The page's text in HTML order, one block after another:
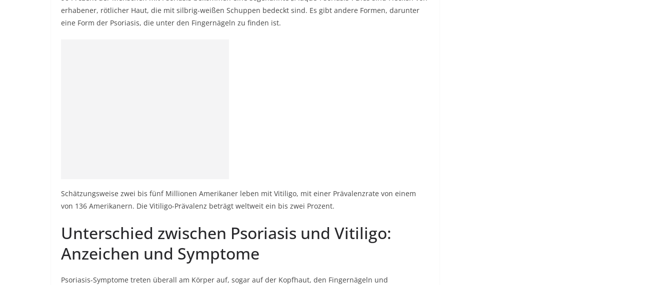
erhabener, rötlicher Haut, die mit silbrig-weißen Schuppen bedeckt sind. Es gibt andere Formen, darunter
eine Form der Psoriasis, die unter den Fingernägeln zu finden ist.
Schätzungsweise zwei bis fünf Millionen Amerikaner leben mit Vitiligo, mit einer Prävalenzrate von einem
von 136 Amerikanern. Die Vitiligo-Prävalenz beträgt weltweit ein bis zwei Prozent.
Unterschied zwischen Psoriasis und Vitiligo:
Anzeichen und Symptome
Psoriasis-Symptome treten überall am Körper auf, sogar auf der Kopfhaut, den Fingernägeln und